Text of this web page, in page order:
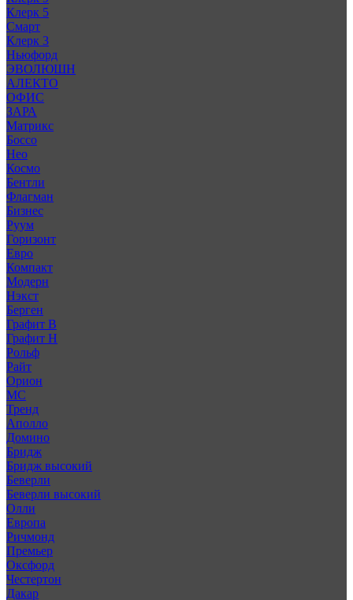
Клерк 5
Смарт
Клерк 3
Ньюфорд
ЭВОЛЮШН
АЛЕКТО
ОФИС
ЗАРА
Матрикс
Боссо
Нео
Космо
Бентли
Флагман
Бизнес
Руум
Горизонт
Евро
Компакт
Модерн
Нэкст
Берген
Графит В
Графит Н
Рольф
Райт
Орион
МС
Тренд
Аполло
Домино
Бридж
Бридж высокий
Беверли
Беверли высокий
Олли
Европа
Ричмонд
Премьер
Оксфорд
Честертон
Дакар